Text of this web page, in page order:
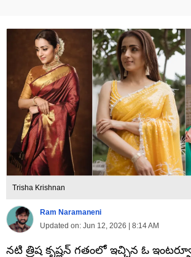
Trisha Krishnan
Ram Naramaneni
Updated on: Jun 12, 2026 | 8:14 AM
నటి త్రిష కృష్ణన్ గతంలో ఇచ్చిన ఓ